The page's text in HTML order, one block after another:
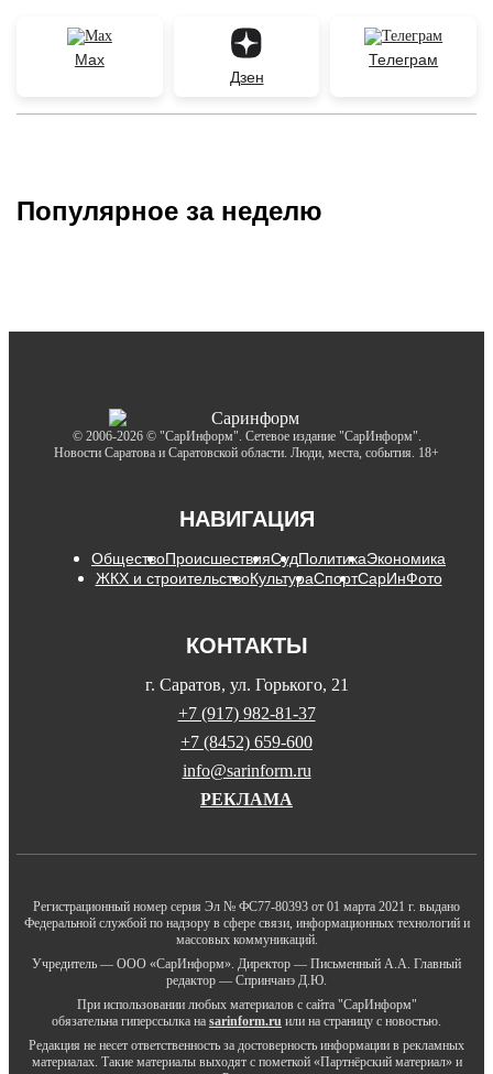
Max
Дзен
Телеграм
Популярное за неделю
© 2006-2026 © "СарИнформ". Сетевое издание "СарИнформ".
Новости Саратова и Саратовской области. Люди, места, события. 18+
НАВИГАЦИЯ
ОбществоПроисшествияСудПолитикаЭкономика
ЖКХ и строительствоКультураСпортСарИнФото
КОНТАКТЫ
г. Саратов, ул. Горького, 21
+7 (917) 982-81-37
+7 (8452) 659-600
info@sarinform.ru
РЕКЛАМА
Регистрационный номер серия Эл № ФС77-80393 от 01 марта 2021 г. выдано
Федеральной службой по надзору в сфере связи, информационных технологий и
массовых коммуникаций.
Учредитель — ООО «СарИнформ». Директор — Письменный А.А. Главный
редактор — Спринчанэ Д.Ю.
При использовании любых материалов с сайта "СарИнформ"
обязательна гиперссылка на sarinform.ru или на страницу с новостью.
Редакция не несет ответственность за достоверность информации в рекламных
материалах. Такие материалы выходят с пометкой «Партнёрский материал» и